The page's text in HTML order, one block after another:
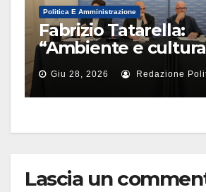
Politica E Amministrazione
Fabrizio Tatarella:
“Ambiente e
sono di sinistra”
Giu 28, 2026 Redazione
Lascia un